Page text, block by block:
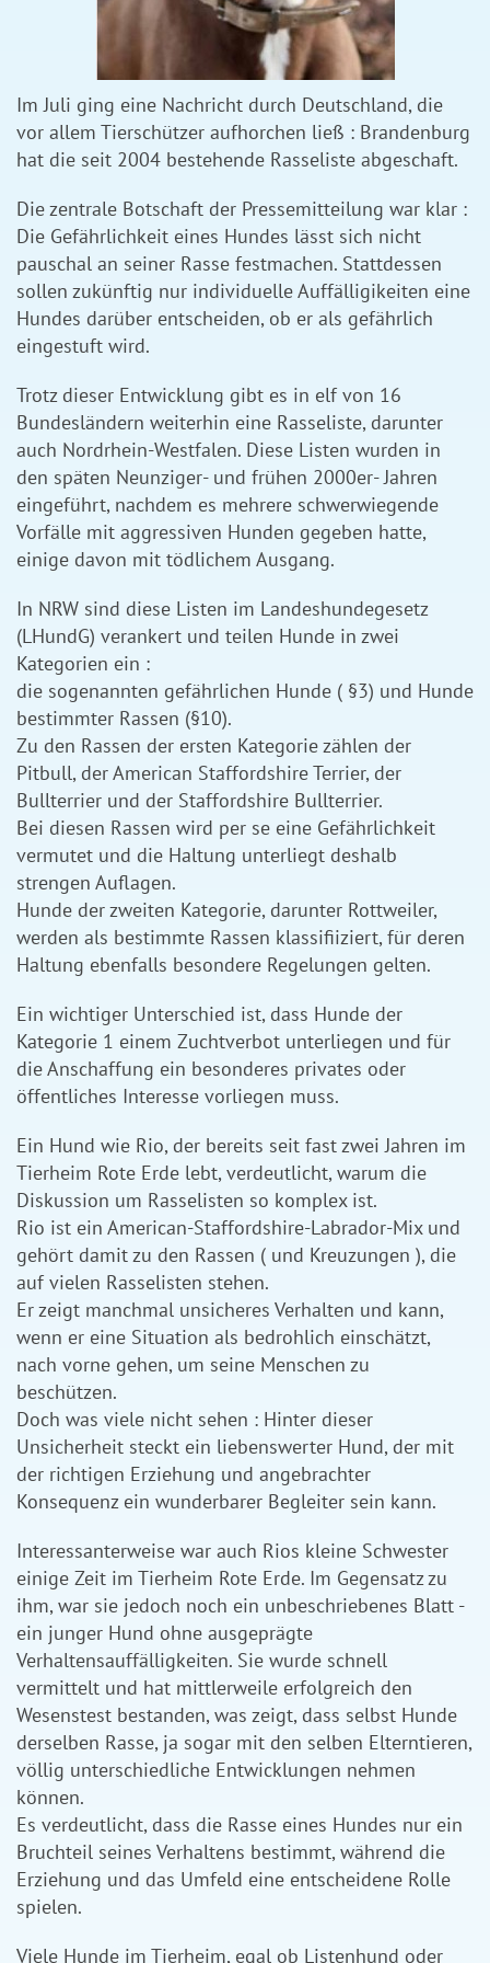
Im Juli ging eine Nachricht durch Deutschland, die
vor allem Tierschützer aufhorchen ließ : Brandenburg
hat die seit 2004 bestehende Rasseliste abgeschaft.
Die zentrale Botschaft der Pressemitteilung war klar :
Die Gefährlichkeit eines Hundes lässt sich nicht
pauschal an seiner Rasse festmachen. Stattdessen
sollen zukünftig nur individuelle Auffälligikeiten eine
Hundes darüber entscheiden, ob er als gefährlich
eingestuft wird.
Trotz dieser Entwicklung gibt es in elf von 16
Bundesländern weiterhin eine Rasseliste, darunter
auch Nordrhein-Westfalen. Diese Listen wurden in
den späten Neunziger- und frühen 2000er- Jahren
eingeführt, nachdem es mehrere schwerwiegende
Vorfälle mit aggressiven Hunden gegeben hatte,
einige davon mit tödlichem Ausgang.
In NRW sind diese Listen im Landeshundegesetz
(LHundG) verankert und teilen Hunde in zwei
Kategorien ein :
die sogenannten gefährlichen Hunde ( §3) und Hunde
bestimmter Rassen (§10).
Zu den Rassen der ersten Kategorie zählen der
Pitbull, der American Staffordshire Terrier, der
Bullterrier und der Staffordshire Bullterrier.
Bei diesen Rassen wird per se eine Gefährlichkeit
vermutet und die Haltung unterliegt deshalb
strengen Auflagen.
Hunde der zweiten Kategorie, darunter Rottweiler,
werden als bestimmte Rassen klassifiiziert, für deren
Haltung ebenfalls besondere Regelungen gelten.
Ein wichtiger Unterschied ist, dass Hunde der
Kategorie 1 einem Zuchtverbot unterliegen und für
die Anschaffung ein besonderes privates oder
öffentliches Interesse vorliegen muss.
Ein Hund wie Rio, der bereits seit fast zwei Jahren im
Tierheim Rote Erde lebt, verdeutlicht, warum die
Diskussion um Rasselisten so komplex ist.
Rio ist ein American-Staffordshire-Labrador-Mix und
gehört damit zu den Rassen ( und Kreuzungen ), die
auf vielen Rasselisten stehen.
Er zeigt manchmal unsicheres Verhalten und kann,
wenn er eine Situation als bedrohlich einschätzt,
nach vorne gehen, um seine Menschen zu
beschützen.
Doch was viele nicht sehen : Hinter dieser
Unsicherheit steckt ein liebenswerter Hund, der mit
der richtigen Erziehung und angebrachter
Konsequenz ein wunderbarer Begleiter sein kann.
Interessanterweise war auch Rios kleine Schwester
einige Zeit im Tierheim Rote Erde. Im Gegensatz zu
ihm, war sie jedoch noch ein unbeschriebenes Blatt -
ein junger Hund ohne ausgeprägte
Verhaltensauffälligkeiten. Sie wurde schnell
vermittelt und hat mittlerweile erfolgreich den
Wesenstest bestanden, was zeigt, dass selbst Hunde
derselben Rasse, ja sogar mit den selben Elterntieren,
völlig unterschiedliche Entwicklungen nehmen
können.
Es verdeutlicht, dass die Rasse eines Hundes nur ein
Bruchteil seines Verhaltens bestimmt, während die
Erziehung und das Umfeld eine entscheidene Rolle
spielen.
Viele Hunde im Tierheim, egal ob Listenhund oder